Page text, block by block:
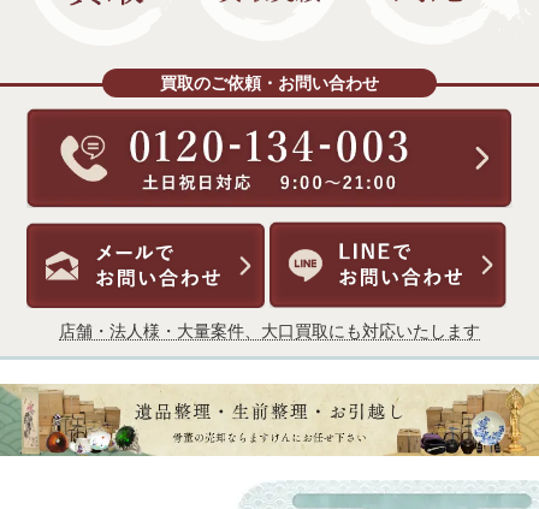
買取のご依頼・お問い合わせ
店舗・法人様・大量案件、大口買取にも対応いたします